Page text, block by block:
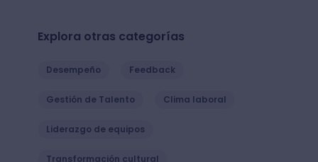
Explora otras categorías
Desempeño Feedback
Gestión de Talento Clima laboral
Liderazgo de equipos
Transformación cultural